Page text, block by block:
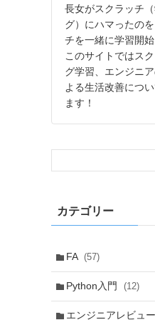
長女がスクラッチ
グ）にハマったの
チを一緒に学習開始
このサイトではス
グ学習、エンジニ
よる生活改善につ
ます！
カテゴリー
FA (57)
Python入門 (12)
エンジニアレビュー